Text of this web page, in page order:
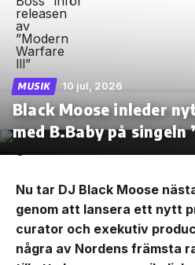
MUSIK 10 jul, 2026
Black Moose inleder
med B.Baby på singeln
Nu tar DJ Black Moose
genom att lansera ett nytt
curator och exekutiv
några av Nordens främsta